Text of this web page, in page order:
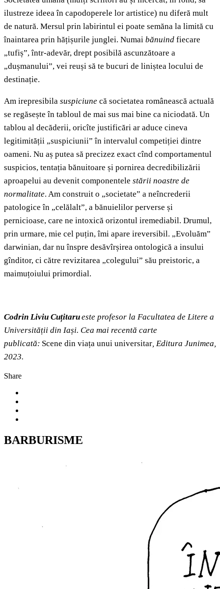
ilustreze ideea în capodoperele lor artistice) nu diferă mult
de natură. Mersul prin labirintul ei poate semăna la limită cu
înaintarea prin hățișurile junglei. Numai bănuind fiecare
„tufiș”, într-adevăr, drept posibilă ascunzătoare a
„dușmanului”, vei reuși să te bucuri de liniștea locului de
destinație.
Am irepresibila suspiciune că societatea românească actuală
se regăsește în tabloul de mai sus mai bine ca niciodată. Un
tablou al decăderii, oricîte justificări ar aduce cineva
legitimității „suspiciunii” în intervalul competiției dintre
oameni. Nu aș putea să precizez exact cînd comportamentul
suspicios, tentația bănuitoare și pornirea decredibilizării
aproapelui au devenit componentele stării noastre de
normalitate. Am construit o „societate” a neîncrederii
patologice în „celălalt”, a bănuielilor perverse și
pernicioase, care ne intoxică orizontul iremediabil. Drumul,
prin urmare, mie cel puțin, îmi apare ireversibil. „Evoluăm”
darwinian, dar nu înspre desăvîrșirea ontologică a insului
gînditor, ci către revizitarea „colegului” său preistoric, a
maimuțoiului primordial.
Codrin Liviu Cuțitarueste profesor la Facultatea de Litere a
Universității din Iași. Cea mai recentă carte
publicată: Scene din viața unui universitar, Editura Junimea,
2023.
Share
BARBURISME